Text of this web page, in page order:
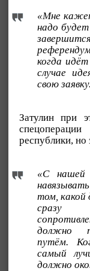
«Мне
надо
когда
случае
свою
Затулин при
республики, но
«С нашей
том,
сразу
должно
путём.
самый
должно